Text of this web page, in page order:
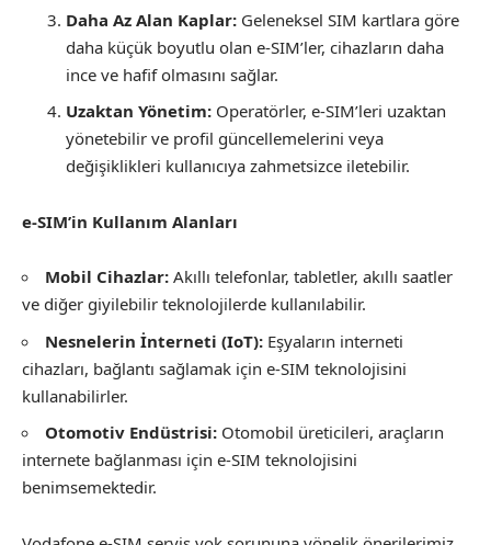
Daha Az Alan Kaplar: Geleneksel SIM kartlara göre
daha küçük boyutlu olan e-SIM’ler, cihazların daha
ince ve hafif olmasını sağlar.
Uzaktan Yönetim: Operatörler, e-SIM’leri uzaktan
yönetebilir ve profil güncellemelerini veya
değişiklikleri kullanıcıya zahmetsizce iletebilir.
e-SIM’in Kullanım Alanları
Mobil Cihazlar: Akıllı telefonlar, tabletler, akıllı saatler
ve diğer giyilebilir teknolojilerde kullanılabilir.
Nesnelerin İnterneti (IoT): Eşyaların interneti
cihazları, bağlantı sağlamak için e-SIM teknolojisini
kullanabilirler.
Otomotiv Endüstrisi: Otomobil üreticileri, araçların
internete bağlanması için e-SIM teknolojisini
benimsemektedir.